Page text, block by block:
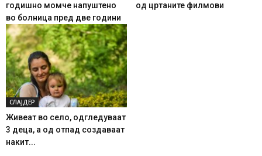
годишно момче напуштено
во болница пред две години
од цртаните филмови
СЛАЈДЕР
Живеат во село, одгледуваат
3 деца, а од отпад создаваат
накит...